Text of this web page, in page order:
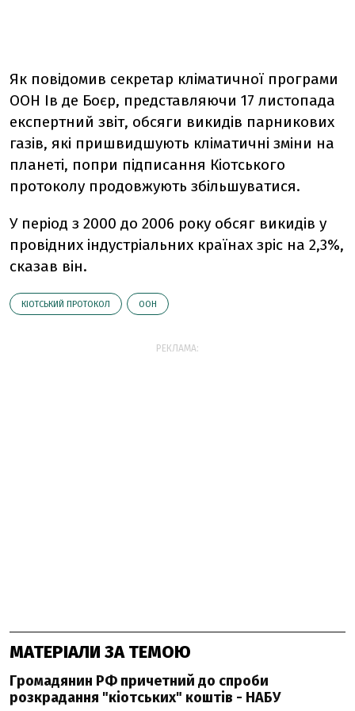
Як повідомив секретар кліматичної програми
ООН Ів де Боєр, представляючи 17 листопада
експертний звіт, обсяги викидів парникових
газів, які пришвидшують кліматичні зміни на
планеті, попри підписання Кіотського
протоколу продовжують збільшуватися.
У період з 2000 до 2006 року обсяг викидів у
провідних індустріальних країнах зріс на 2,3%,
сказав він.
КІОТСЬКИЙ ПРОТОКОЛ ООН
РЕКЛАМА:
МАТЕРІАЛИ ЗА ТЕМОЮ
Громадянин РФ причетний до спроби
розкрадання "кіотських" коштів - НАБУ